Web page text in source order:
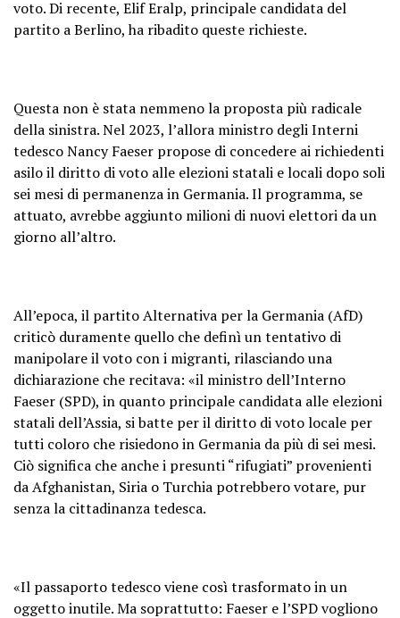
voto. Di recente, Elif Eralp, principale candidata del
partito a Berlino, ha ribadito queste richieste.
Questa non è stata nemmeno la proposta più radicale
della sinistra. Nel 2023, l’allora ministro degli Interni
tedesco Nancy Faeser propose di concedere ai richiedenti
asilo il diritto di voto alle elezioni statali e locali dopo soli
sei mesi di permanenza in Germania. Il programma, se
attuato, avrebbe aggiunto milioni di nuovi elettori da un
giorno all’altro.
All’epoca, il partito Alternativa per la Germania (AfD)
criticò duramente quello che definì un tentativo di
manipolare il voto con i migranti, rilasciando una
dichiarazione che recitava: «il ministro dell’Interno
Faeser (SPD), in quanto principale candidata alle elezioni
statali dell’Assia, si batte per il diritto di voto locale per
tutti coloro che risiedono in Germania da più di sei mesi.
Ciò significa che anche i presunti “rifugiati” provenienti
da Afghanistan, Siria o Turchia potrebbero votare, pur
senza la cittadinanza tedesca.
«Il passaporto tedesco viene così trasformato in un
oggetto inutile. Ma soprattutto: Faeser e l’SPD vogliono